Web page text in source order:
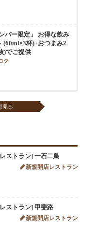
バー限定」 お得な飲み
(60ml×3杯)+おつまみ2
)でご提供
ク
見る
ストラン] 一石二鳥
新規開店レストラン
ストラン] 甲斐路
新規開店レストラン